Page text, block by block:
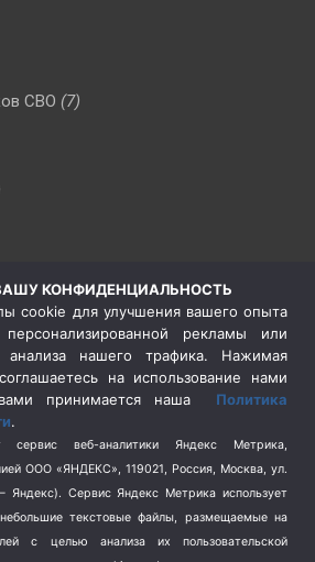
СВО (7)
(3)
(3)
(404)
КОНФИДЕНЦИАЛЬНОСТЬ
cookie для улучшения вашего опыта
рекламы или
нашего трафика. Нажимая
на использование нами
принимается наша Политика
.
сервис веб-аналитики Яндекс Метрика,
ООО «ЯНДЕКС», 119021, Россия, Москва, ул.
Сервис Яндекс Метрика использует
текстовые файлы, размещаемые на
с целью анализа их пользовательской